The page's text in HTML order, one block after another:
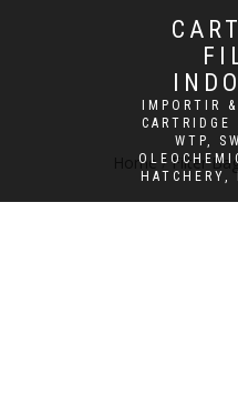
IMPORTIR
WTP,
HATCHERY,
Home/Filter